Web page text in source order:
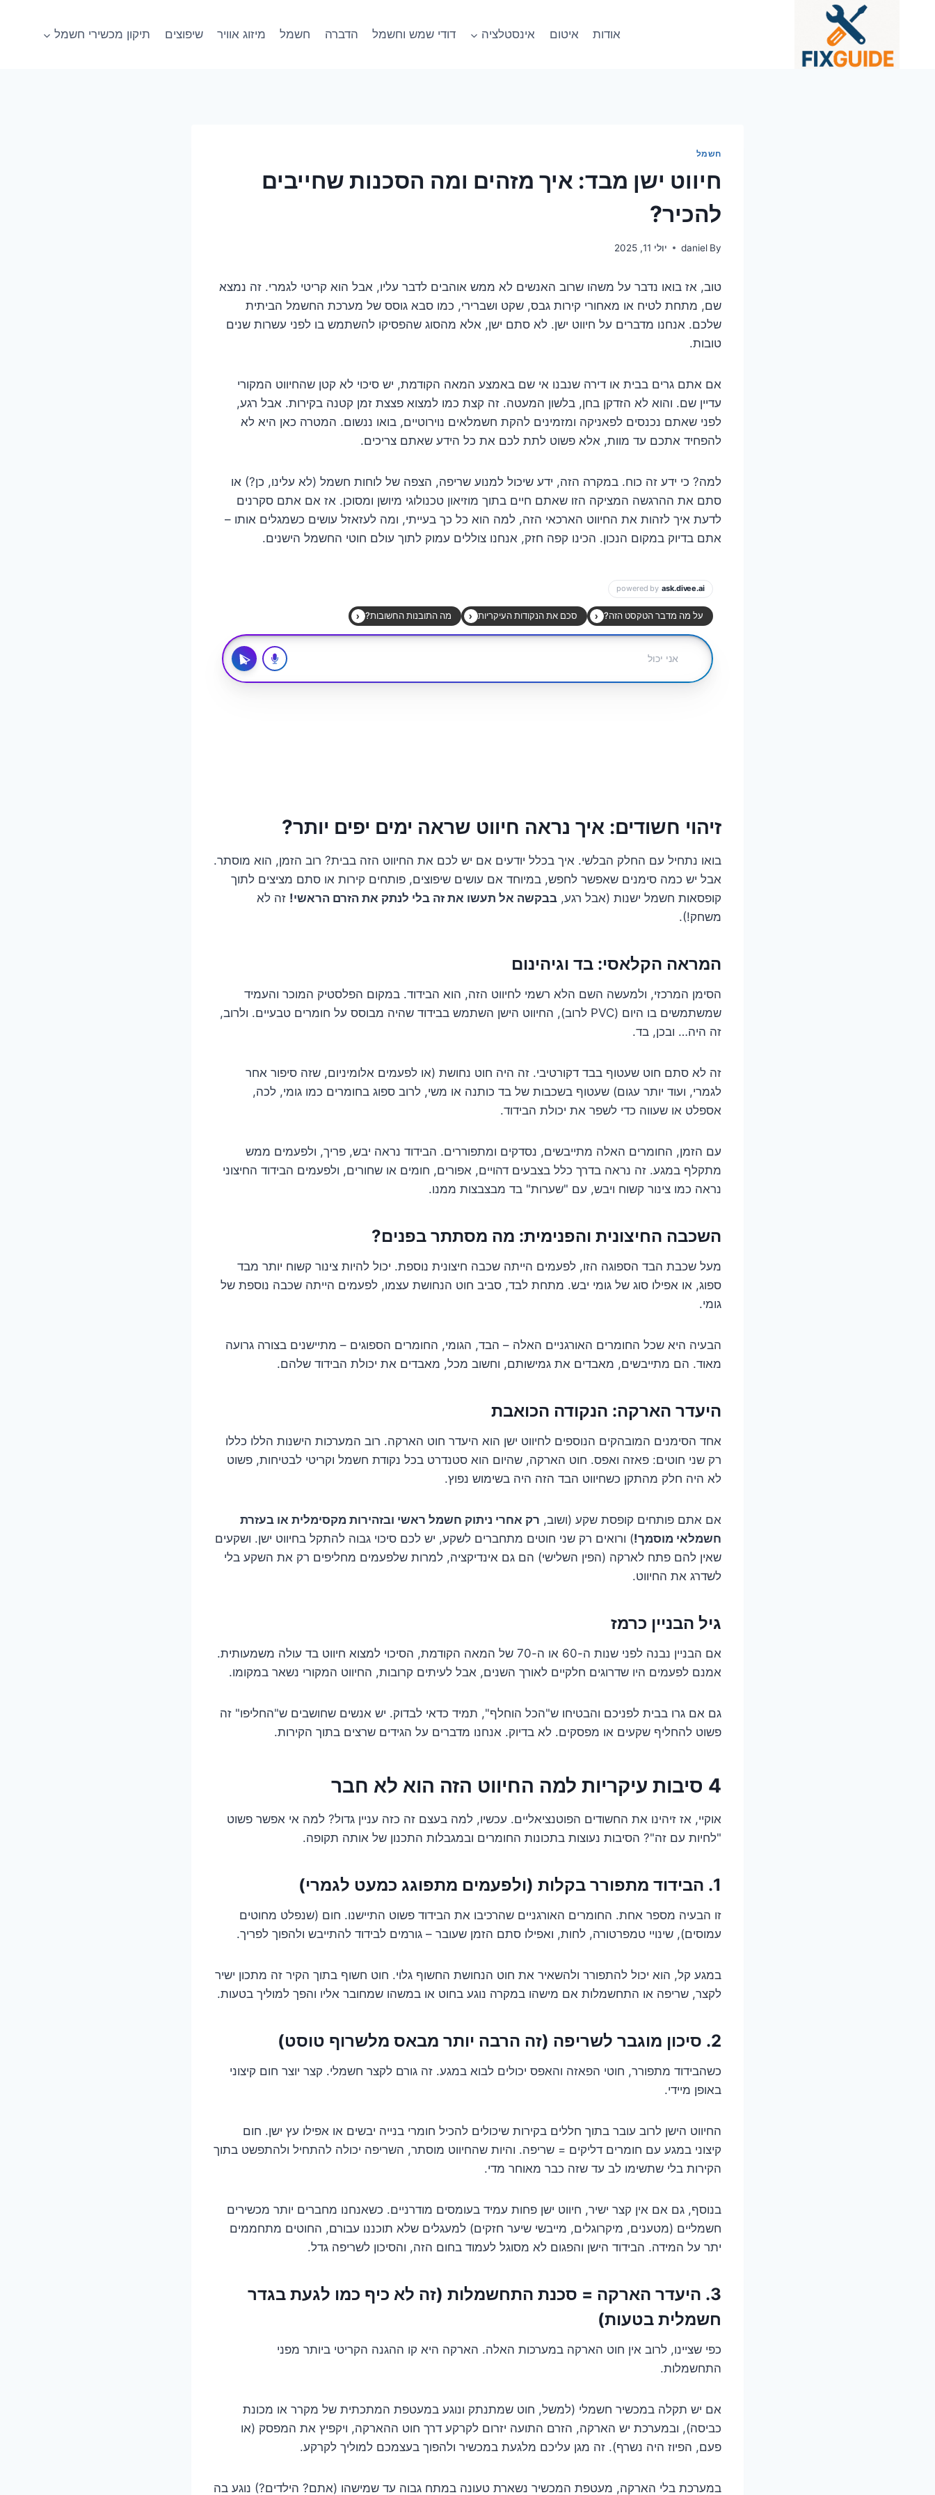
אודות איטום אינסטלציה דודי שמש וחשמל הדברה חשמל מיזוג אוויר שיפוצים תיקון מכשירי חשמל
חשמל
חיווט ישן מבד: איך מזהים ומה הסכנות שחייבים
להכיר?
By
daniel יולי 11, 2025
טוב, אז בואו נדבר על משהו שרוב האנשים לא ממש אוהבים לדבר עליו, אבל הוא קריטי לגמרי. זה נמצא
שם, מתחת לטיח או מאחורי קירות גבס, שקט ושברירי, כמו סבא גוסס של מערכת החשמל הביתית
שלכם. אנחנו מדברים על חיווט ישן. לא סתם ישן, אלא מהסוג שהפסיקו להשתמש בו לפני עשרות שנים
טובות.
אם אתם גרים בבית או דירה שנבנו אי שם באמצע המאה הקודמת, יש סיכוי לא קטן שהחיווט המקורי
עדיין שם. והוא לא הזדקן בחן, בלשון המעטה. זה קצת כמו למצוא פצצת זמן קטנה בקירות. אבל רגע,
לפני שאתם נכנסים לפאניקה ומזמינים להקת חשמלאים נוירוטיים, בואו ננשום. המטרה כאן היא לא
להפחיד אתכם עד מוות, אלא פשוט לתת לכם את כל הידע שאתם צריכים.
למה? כי ידע זה כוח. במקרה הזה, ידע שיכול למנוע שריפה, הצפה של לוחות חשמל (לא עלינו, כן?) או
סתם את ההרגשה המציקה הזו שאתם חיים בתוך מוזיאון טכנולוגי מיושן ומסוכן. אז אם אתם סקרנים
לדעת איך לזהות את החיווט הארכאי הזה, למה הוא כל כך בעייתי, ומה לעזאזל עושים כשמגלים אותו –
אתם בדיוק במקום הנכון. הכינו קפה חזק, אנחנו צוללים עמוק לתוך עולם חוטי החשמל הישנים.
זיהוי חשודים: איך נראה חיווט שראה ימים יפים יותר?
בואו נתחיל עם החלק הבלשי. איך בכלל יודעים אם יש לכם את החיווט הזה בבית? רוב הזמן, הוא מוסתר.
אבל יש כמה סימנים שאפשר לחפש, במיוחד אם עושים שיפוצים, פותחים קירות או סתם מציצים לתוך
קופסאות חשמל ישנות (אבל רגע, בבקשה אל תעשו את זה בלי לנתק את הזרם הראשי! זה לא
משחק!).
המראה הקלאסי: בד וגיהינום
הסימן המרכזי, ולמעשה השם הלא רשמי לחיווט הזה, הוא הבידוד. במקום הפלסטיק המוכר והעמיד
שמשתמשים בו היום (PVC לרוב), החיווט הישן השתמש בבידוד שהיה מבוסס על חומרים טבעיים. ולרוב,
זה היה… ובכן, בד.
זה לא סתם חוט שעטוף בבד דקורטיבי. זה היה חוט נחושת (או לפעמים אלומיניום, שזה סיפור אחר
לגמרי, ועוד יותר עגום) שעטוף בשכבות של בד כותנה או משי, לרוב ספוג בחומרים כמו גומי, לכה,
אספלט או שעווה כדי לשפר את יכולת הבידוד.
עם הזמן, החומרים האלה מתייבשים, נסדקים ומתפוררים. הבידוד נראה יבש, פריך, ולפעמים ממש
מתקלף במגע. זה נראה בדרך כלל בצבעים דהויים, אפורים, חומים או שחורים, ולפעמים הבידוד החיצוני
נראה כמו צינור קשוח ויבש, עם "שערות" בד מבצבצות ממנו.
השכבה החיצונית והפנימית: מה מסתתר בפנים?
מעל שכבת הבד הספוגה הזו, לפעמים הייתה שכבה חיצונית נוספת. יכול להיות צינור קשוח יותר מבד
ספוג, או אפילו סוג של גומי יבש. מתחת לבד, סביב חוט הנחושת עצמו, לפעמים הייתה שכבה נוספת של
גומי.
הבעיה היא שכל החומרים האורגניים האלה – הבד, הגומי, החומרים הספוגים – מתיישנים בצורה גרועה
מאוד. הם מתייבשים, מאבדים את גמישותם, וחשוב מכל, מאבדים את יכולת הבידוד שלהם.
היעדר הארקה: הנקודה הכואבת
אחד הסימנים המובהקים הנוספים לחיווט ישן הוא היעדר חוט הארקה. רוב המערכות הישנות הללו כללו
רק שני חוטים: פאזה ואפס. חוט הארקה, שהיום הוא סטנדרט בכל נקודת חשמל וקריטי לבטיחות, פשוט
לא היה חלק מהתקן כשחיווט הבד הזה היה בשימוש נפוץ.
אם אתם פותחים קופסת שקע (ושוב, רק אחרי ניתוק חשמל ראשי ובזהירות מקסימלית או בעזרת
חשמלאי מוסמך!) ורואים רק שני חוטים מתחברים לשקע, יש לכם סיכוי גבוה להתקל בחיווט ישן. ושקעים
שאין להם פתח לארקה (הפין השלישי) הם גם אינדיקציה, למרות שלפעמים מחליפים רק את השקע בלי
לשדרג את החיווט.
גיל הבניין כרמז
אם הבניין נבנה לפני שנות ה-60 או ה-70 של המאה הקודמת, הסיכוי למצוא חיווט בד עולה משמעותית.
אמנם לפעמים היו שדרוגים חלקיים לאורך השנים, אבל לעיתים קרובות, החיווט המקורי נשאר במקומו.
גם אם גרו בבית לפניכם והבטיחו ש"הכל הוחלף", תמיד כדאי לבדוק. יש אנשים שחושבים ש"החליפו" זה
פשוט להחליף שקעים או מפסקים. לא בדיוק. אנחנו מדברים על הגידים שרצים בתוך הקירות.
4 סיבות עיקריות למה החיווט הזה הוא לא חבר
אוקיי, אז זיהינו את החשודים הפוטנציאליים. עכשיו, למה בעצם זה כזה עניין גדול? למה אי אפשר פשוט
"לחיות עם זה"? הסיבות נעוצות בתכונות החומרים ובמגבלות התכנון של אותה תקופה.
1. הבידוד מתפורר בקלות (ולפעמים מתפוגג כמעט לגמרי)
זו הבעיה מספר אחת. החומרים האורגניים שהרכיבו את הבידוד פשוט התיישנו. חום (שנפלט מחוטים
עמוסים), שינויי טמפרטורה, לחות, ואפילו סתם הזמן שעובר – גורמים לבידוד להתייבש ולהפוך לפריך.
במגע קל, הוא יכול להתפורר ולהשאיר את חוט הנחושת החשוף גלוי. חוט חשוף בתוך הקיר זה מתכון ישיר
לקצר, שריפה או התחשמלות אם מישהו במקרה נוגע בחוט או במשהו שמחובר אליו והפך למוליך בטעות.
2. סיכון מוגבר לשריפה (זה הרבה יותר מבאס מלשרוף טוסט)
כשהבידוד מתפורר, חוטי הפאזה והאפס יכולים לבוא במגע. זה גורם לקצר חשמלי. קצר יוצר חום קיצוני
באופן מיידי.
החיווט הישן לרוב עובר בתוך חללים בקירות שיכולים להכיל חומרי בנייה יבשים או אפילו עץ ישן. חום
קיצוני במגע עם חומרים דליקים = שריפה. והיות שהחיווט מוסתר, השריפה יכולה להתחיל ולהתפשט בתוך
הקירות בלי שתשימו לב עד שזה כבר מאוחר מדי.
בנוסף, גם אם אין קצר ישיר, חיווט ישן פחות עמיד בעומסים מודרניים. כשאנחנו מחברים יותר מכשירים
חשמליים (מטענים, מיקרוגלים, מייבשי שיער חזקים) למעגלים שלא תוכננו עבורם, החוטים מתחממים
יתר על המידה. הבידוד הישן והפגום לא מסוגל לעמוד בחום הזה, והסיכון לשריפה גדל.
3. היעדר הארקה = סכנת התחשמלות (זה לא כיף כמו לגעת בגדר
חשמלית בטעות)
כפי שציינו, לרוב אין חוט הארקה במערכות האלה. הארקה היא קו ההגנה הקריטי ביותר מפני
התחשמלות.
אם יש תקלה במכשיר חשמלי (למשל, חוט שמתנתק ונוגע במעטפת המתכתית של מקרר או מכונת
כביסה), ובמערכת יש הארקה, הזרם התועה יזרום לקרקע דרך חוט ההארקה, ויקפיץ את המפסק (או
פעם, הפיוז היה נשרף). זה מגן עליכם מלגעת במכשיר ולהפוך בעצמכם למוליך לקרקע.
במערכת בלי הארקה, מעטפת המכשיר נשארת טעונה במתח גבוה עד שמישהו (אתם? הילדים?) נוגע בה